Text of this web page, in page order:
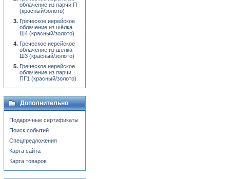
облачение из парчи П
(красный/золото)
Греческое иерейское
облачение из шёлка
Ш4 (красный/золото)
Греческое иерейское
облачение из шёлка
Ш3 (красный/золото)
Греческое иерейское
облачение из парчи
ПГ1 (красный/золото)
Дополнительно
Подарочные сертификаты
Поиск событий
Спецпредложения
Карта сайта
Карта товаров